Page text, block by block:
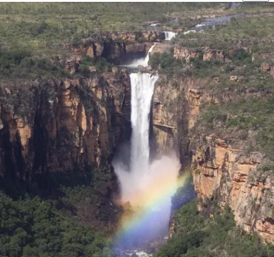
主
导
航
景
点
最
受
欢
迎
目
的
地
内
达
尔
文
爱
丽
斯
泉
乌
鲁
鲁
卡
卡
杜
国
家
园
李
治
菲
特
国
家
公
园
瓦
塔
卡
家
公
园
提
维
群
岛
东
阿
纳
姆
地
马
塔
兰
卡
温
泉
尼
特
米
鲁
克
国
家
公
园
卡
鲁
卡
鲁
/
魔
鬼
大
理
石
保
区
马
古
克
茨
奥
里
查
/
西
麦
克
唐
纳
家
公
园
活
动
体
验
旅
行
者
类
型
民
文
化
体
验
美
食
攻
略
节
庆
与
活
动
户
外
和
险
自
然
和
野
生
动
植
物
历
和
遗
产
钓
鱼
高
端
旅
游
露
营
和
豪
华
野
旅
行
灵
感
规
划
和
预
订
住
宿
导
游
陪
同
旅
程
租
车
和
交
通
周边目的地
吉姆吉姆瀑布
添加到我的行程